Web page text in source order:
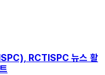
RCTISPC 뉴스 활